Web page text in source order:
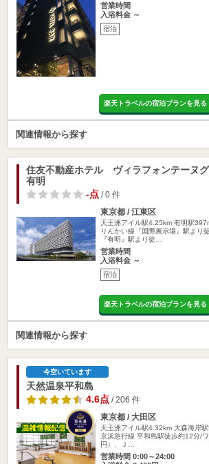
営業時間
入浴料金 ～
宿泊
楽天トラベルの宿泊プランを見る
関連情報から探す
住友不動産ホテル ヴィラフォンテーヌ
有明
-点/ 0 件
東京都 / 江東区
天王洲アイル駅4.25km 有明駅
りんかい線『国際展示場』駅より
『有明』駅より徒…
営業時間
入浴料金 ～
宿泊
楽天トラベルの宿泊プランを見る
関連情報から探す
今空いています
天然温泉平和島
4.6点/ 206 件
東京都 / 大田区
天王洲アイル駅4.32km 大森海岸
京浜急行線 平和島駅徒歩約12分/
円）、Ｊ…
営業時間 0:00～24:00